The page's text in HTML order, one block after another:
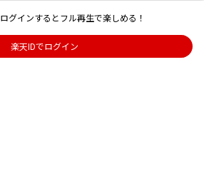
ログインするとフル再生で楽しめる！
楽天IDでログイン